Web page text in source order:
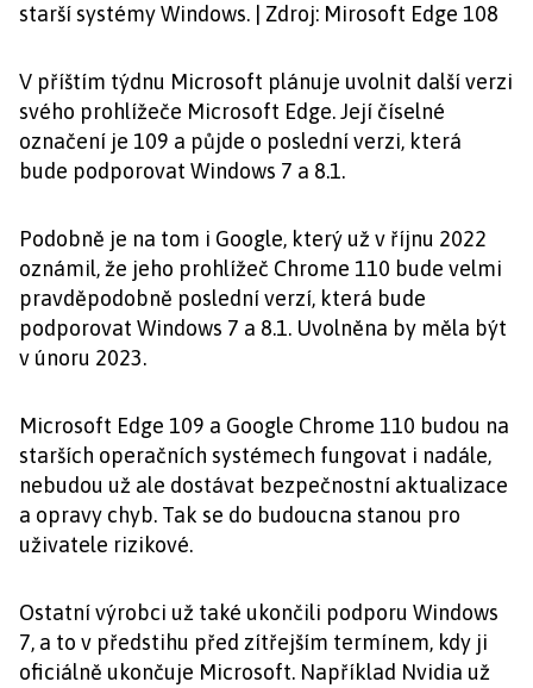
starší systémy Windows. | Zdroj: Mirosoft Edge 108
V příštím týdnu Microsoft plánuje uvolnit další verzi
svého prohlížeče Microsoft Edge. Její číselné
označení je 109 a půjde o poslední verzi, která
bude podporovat Windows 7 a 8.1.
Podobně je na tom i Google, který už v říjnu 2022
oznámil, že jeho prohlížeč Chrome 110 bude velmi
pravděpodobně poslední verzí, která bude
podporovat Windows 7 a 8.1. Uvolněna by měla být
v únoru 2023.
Microsoft Edge 109 a Google Chrome 110 budou na
starších operačních systémech fungovat i nadále,
nebudou už ale dostávat bezpečnostní aktualizace
a opravy chyb. Tak se do budoucna stanou pro
uživatele rizikové.
Ostatní výrobci už také ukončili podporu Windows
7, a to v předstihu před zítřejším termínem, kdy ji
oficiálně ukončuje Microsoft. Například Nvidia už